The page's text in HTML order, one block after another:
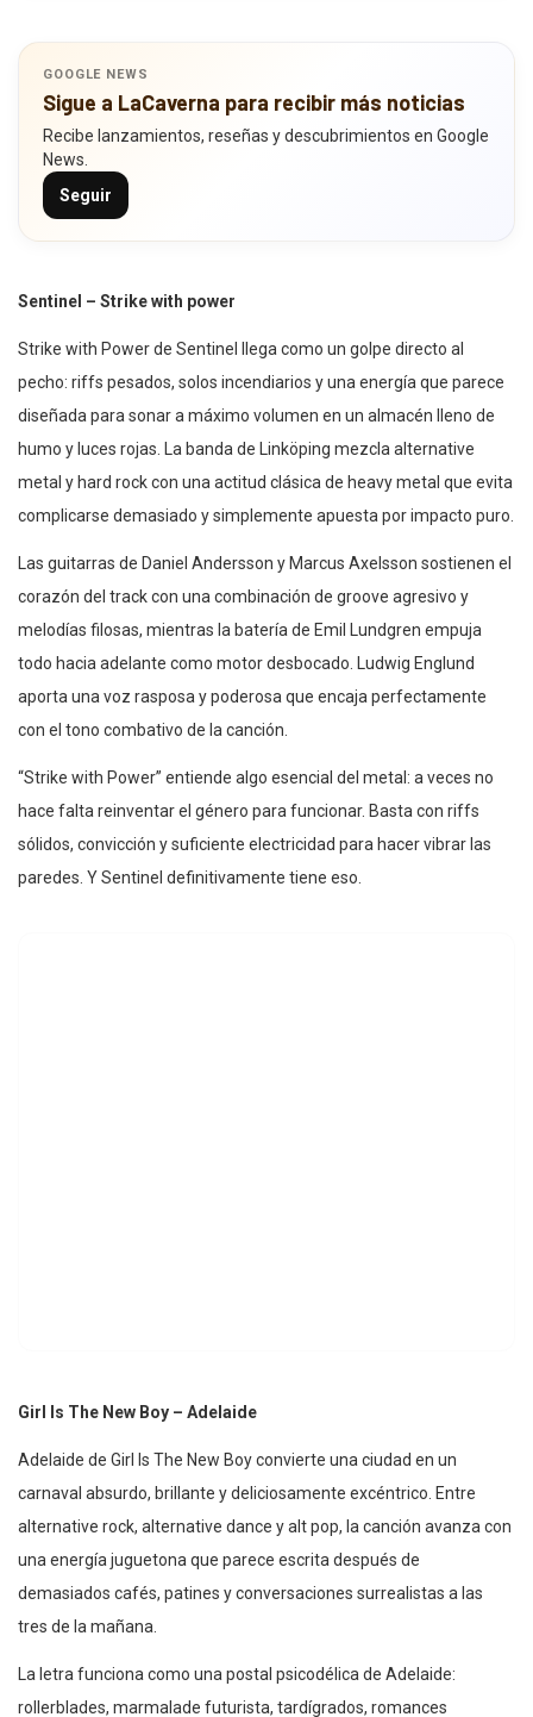
GOOGLE NEWS
Sigue a LaCaverna para recibir más noticias
Recibe lanzamientos, reseñas y descubrimientos en Google
News.
Seguir
Sentinel – Strike with power
Strike with Power de Sentinel llega como un golpe directo al
pecho: riffs pesados, solos incendiarios y una energía que parece
diseñada para sonar a máximo volumen en un almacén lleno de
humo y luces rojas. La banda de Linköping mezcla alternative
metal y hard rock con una actitud clásica de heavy metal que evita
complicarse demasiado y simplemente apuesta por impacto puro.
Las guitarras de Daniel Andersson y Marcus Axelsson sostienen el
corazón del track con una combinación de groove agresivo y
melodías filosas, mientras la batería de Emil Lundgren empuja
todo hacia adelante como motor desbocado. Ludwig Englund
aporta una voz rasposa y poderosa que encaja perfectamente
con el tono combativo de la canción.
“Strike with Power” entiende algo esencial del metal: a veces no
hace falta reinventar el género para funcionar. Basta con riffs
sólidos, convicción y suficiente electricidad para hacer vibrar las
paredes. Y Sentinel definitivamente tiene eso.
Girl Is The New Boy – Adelaide
Adelaide de Girl Is The New Boy convierte una ciudad en un
carnaval absurdo, brillante y deliciosamente excéntrico. Entre
alternative rock, alternative dance y alt pop, la canción avanza con
una energía juguetona que parece escrita después de
demasiados cafés, patines y conversaciones surrealistas a las
tres de la mañana.
La letra funciona como una postal psicodélica de Adelaide:
rollerblades, marmalade futurista, tardígrados, romances